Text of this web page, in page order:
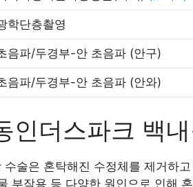
학단층촬영
음파/두경부-안 초음파 (안구)
음파/두경부-안 초음파 (안와)
인더스파크 백
수술은 혼탁해진 수정체를 제거하
부작용 등 다양한 원인으로 인해